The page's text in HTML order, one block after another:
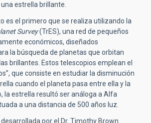
estrella brillante.
es el primero que se realiza utilizando la
Survey(TrES), una red de pequeños
económicos, diseñados
la búsqueda de planetas que orbitan
brillantes. Estos telescopios emplean el
que consiste en estudiar la disminución
cuando el planeta pasa entre ella y la
la estrella resultó ser análoga a Alfa
a una distancia de 500 años luz.
desarrollada por el Dr. Timothy Brown